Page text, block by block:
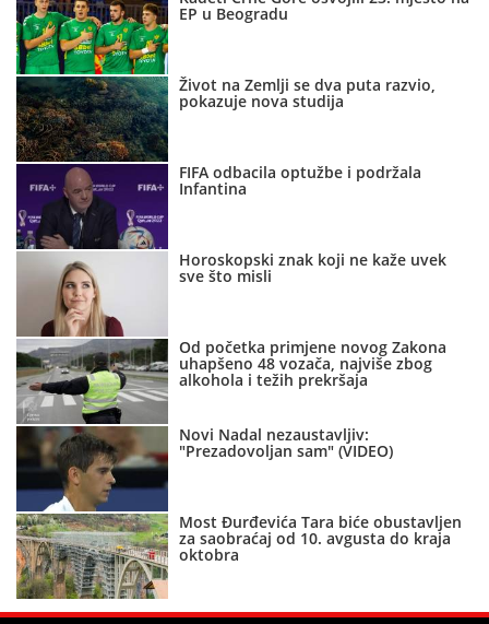
EP u Beogradu
Život na Zemlji se dva puta razvio,
pokazuje nova studija
FIFA odbacila optužbe i podržala
Infantina
Horoskopski znak koji ne kaže uvek
sve što misli
Od početka primjene novog Zakona
uhapšeno 48 vozača, najviše zbog
alkohola i težih prekršaja
Novi Nadal nezaustavljiv:
"Prezadovoljan sam" (VIDEO)
Most Đurđevića Tara biće obustavljen
za saobraćaj od 10. avgusta do kraja
oktobra